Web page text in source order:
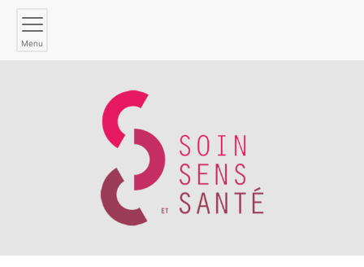
Menu